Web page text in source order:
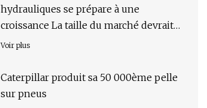
hydrauliques se prépare à une
croissance La taille du marché devrait
monter en flèche
Voir plus
Caterpillar produit sa 50 000ème pelle
sur pneus